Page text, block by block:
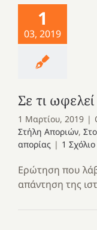
1
03, 2019
Σε τι
1 Μαρτίου, 2019 |
Στήλη Αποριών,
απορίας | 1 Σχόλιο
Ερώτηση που
απάντηση της